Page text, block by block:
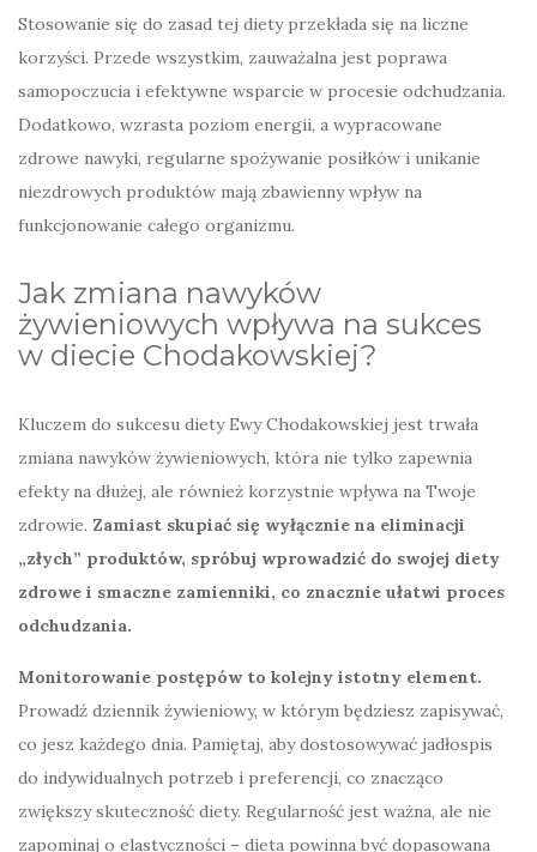
Stosowanie się do zasad tej diety przekłada się na liczne
korzyści. Przede wszystkim, zauważalna jest poprawa
samopoczucia i efektywne wsparcie w procesie odchudzania.
Dodatkowo, wzrasta poziom energii, a wypracowane
zdrowe nawyki, regularne spożywanie posiłków i unikanie
niezdrowych produktów mają zbawienny wpływ na
funkcjonowanie całego organizmu.
Jak zmiana nawyków
żywieniowych wpływa na sukces
w diecie Chodakowskiej?
Kluczem do sukcesu diety Ewy Chodakowskiej jest trwała
zmiana nawyków żywieniowych, która nie tylko zapewnia
efekty na dłużej, ale również korzystnie wpływa na Twoje
zdrowie. Zamiast skupiać się wyłącznie na eliminacji
„złych” produktów, spróbuj wprowadzić do swojej diety
zdrowe i smaczne zamienniki, co znacznie ułatwi proces
odchudzania.
Monitorowanie postępów to kolejny istotny element.
Prowadź dziennik żywieniowy, w którym będziesz zapisywać,
co jesz każdego dnia. Pamiętaj, aby dostosowywać jadłospis
do indywidualnych potrzeb i preferencji, co znacząco
zwiększy skuteczność diety. Regularność jest ważna, ale nie
zapominaj o elastyczności – dieta powinna być dopasowana